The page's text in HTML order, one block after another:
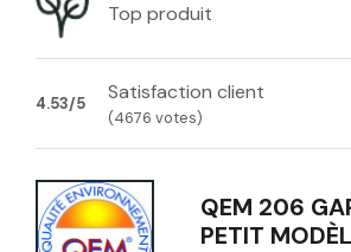
Top produit
4.53/5 Satisfaction client
(4676 votes)
QEM 206
PETIT